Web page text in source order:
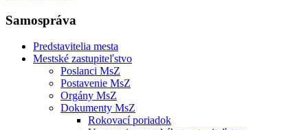
Samospráva
Predstavitelia mesta
Mestské zastupiteľstvo
Poslanci MsZ
Postavenie MsZ
Orgány MsZ
Dokumenty MsZ
Rokovací poriadok